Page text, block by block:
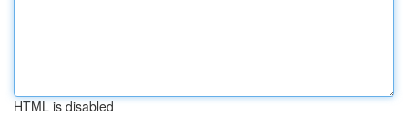
HTML is disabled